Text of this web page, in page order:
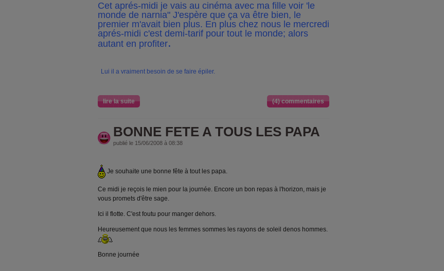
Cet aprés-midi je vais au cinéma avec ma fille voir 'le
monde de narnia" J'espère que ça va être bien, le
premier m'avait bien plus. En plus chez nous le mercredi
aprés-midi c'est demi-tarif pour tout le monde; alors
autant en profiter.
Lui il a vraiment besoin de se faire épiler.
lire la suite (4) commentaires
BONNE FETE A TOUS LES PAPA
publié le 15/06/2008 à 08:38
Je souhaite une bonne fête à tout les papa.
Ce midi je reçois le mien pour la journée. Encore un bon repas à l'horizon, mais je
vous promets d'être sage.
Ici il flotte. C'est foutu pour manger dehors.
Heureusement que nous les femmes sommes les rayons de soleil denos hommes.
Bonne journée